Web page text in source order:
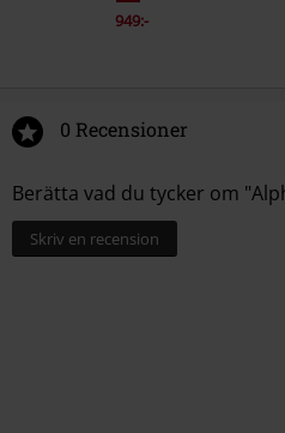
949:-
0 Recensioner
Berätta vad du tycker om
Skriv en recension